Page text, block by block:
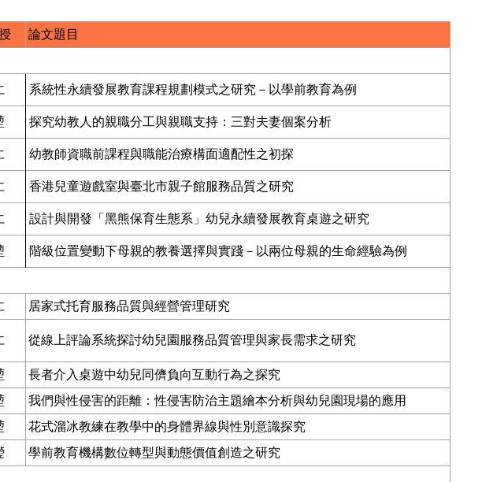
論文題目
系統性永續發展教育課程規劃模式之研究－以學前教育為例
探究幼教人的親職分工與親職支持：三對夫妻個案分析
幼教師資職前課程與職能治療構面適配性之初探
香港兒童遊戲室與臺北市親子館服務品質之研究
設計與開發「黑熊保育生態系」幼兒永續發展教育桌遊之研究
階級位置變動下母親的教養選擇與實踐－以兩位母親的生命經驗為例
居家式托育服務品質與經營管理研究
從線上評論系統探討幼兒園服務品質管理與家長需求之研究
長者介入桌遊中幼兒同儕負向互動行為之探究
我們與性侵害的距離：性侵害防治主題繪本分析與幼兒園現場的應用
花式溜冰教練在教學中的身體界線與性別意識探究
學前教育機構數位轉型與動態價值創造之研究